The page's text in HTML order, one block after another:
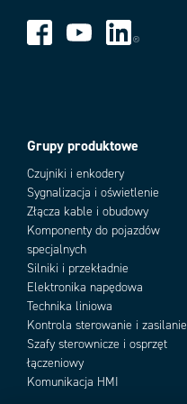
Stopień ochrony IP
Technologia czujnika
Wskaźnik LED
Wymiary
Zasięg max
Zasięg min
Grupy produktowe
Czujniki i enkodery
Sygnalizacja i oświetlenie
Złącza kable i obudowy
Komponenty do pojazdów
specjalnych
Silniki i przekładnie
Elektronika napędowa
Technika liniowa
Kontrola sterowanie i zasilanie
Szafy sterownicze i osprzęt
łączeniowy
Komunikacja HMI